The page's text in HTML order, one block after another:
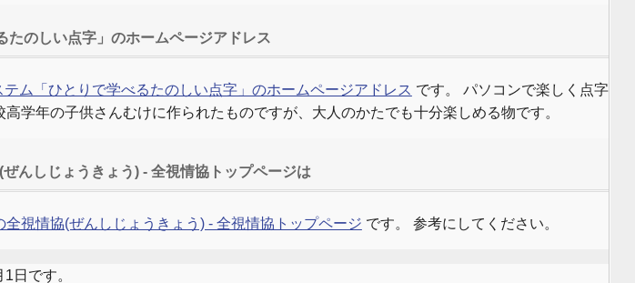
たのしい点字」のホームページアドレス
ム「ひとりで学べるたのしい点字」のホームページアドレス です。 パソコンで楽しく点字
学年の子供さんむけに作られたものですが、大人のかたでも十分楽しめる物です。
んしじょうきょう) - 全視情協トップページは
視情協(ぜんしじょうきょう) - 全視情協トップページ です。 参考にしてください。
日です。